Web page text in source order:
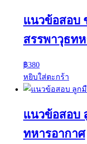
แนวข้อสอบ
สรรพาวุธท
฿380
หยิบใส่ตะกร้า
แนวข้อสอบ
ทหารอากาศ